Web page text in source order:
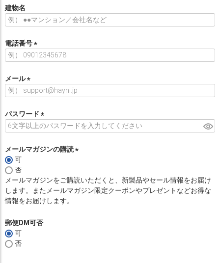
須
)
建物名
電話番号
(
)
メール
(
須
)
パスワード
(
須
メールマガジンの購読
須
)
可
否
メールマガジンをご購読いただくと、新製品やセール情報をお届け
します。またメールマガジン限定クーポンやプレゼントなどお得な
情報をお届けします。
郵便DM可否
可
否